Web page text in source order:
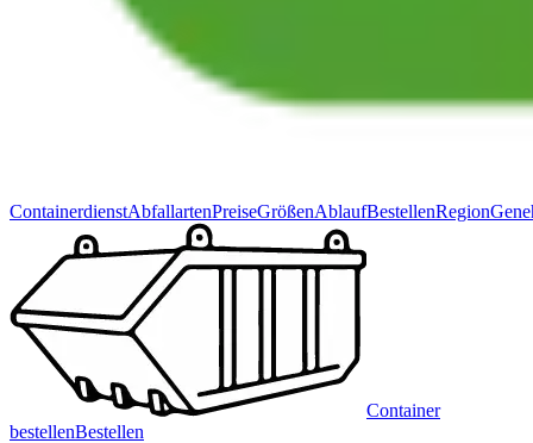
ContainerdienstAbfallartenPreiseGrößenAblaufBestellenRegion
Container
bestellenBestellen